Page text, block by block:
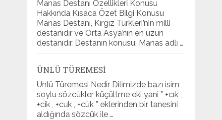
Manas Destanı Özellikleri Konusu
Hakkında Kısaca Özet Bilgi Konusu
Manas Destanı, Kırgız Türkleri’nin milli
destanıdır ve Orta Asya’nın en uzun
destanıdır. Destanın konusu, Manas adlı …
ÜNLÜ TÜREMESI
Ünlü Türemesi Nedir Dilimizde bazı isim
soylu sözcükler küçültme eki yani ” +cık ,
+cik , +cuk , +cük ” eklerinden bir tanesini
aldığında sözcük ile …